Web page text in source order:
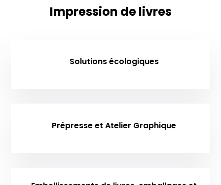
Impression de livres
Solutions écologiques
Prépresse et Atelier Graphique